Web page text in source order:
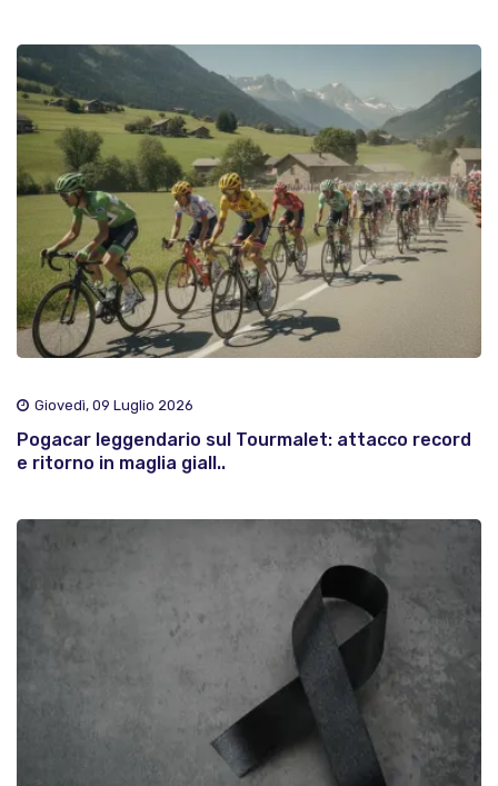
Giovedì, 09 Luglio 2026
Pogacar leggendario sul Tourmalet: attacco record
e ritorno in maglia giall..